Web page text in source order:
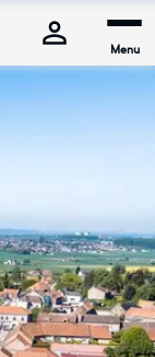
Menu